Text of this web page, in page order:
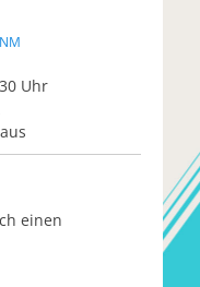
Uhr
einen